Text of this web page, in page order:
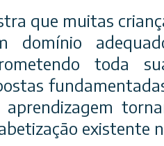
que muitas
domínio
toda
existente